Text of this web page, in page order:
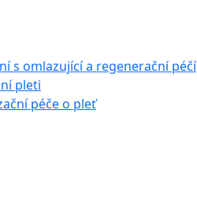
s omlazující a regenerační péčí
pleti
péče o pleť